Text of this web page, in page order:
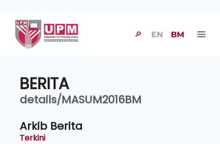
🔎 EN BM
BERITA
details/MASUM2016BM
Arkib Berita
Terkini